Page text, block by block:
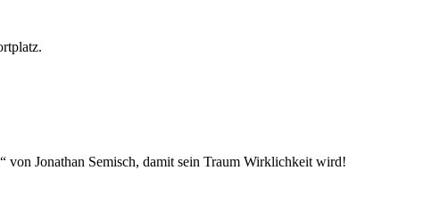
von Jonathan Semisch, damit sein Traum Wirklichkeit wird!